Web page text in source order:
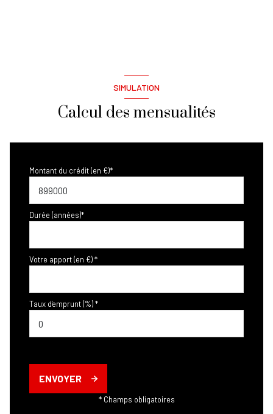
SIMULATION
Calcul des mensualités
Montant du crédit (en €)*
Durée (années)*
Votre apport (en €) *
Taux d'emprunt (%) *
ENVOYER
* Champs obligatoires